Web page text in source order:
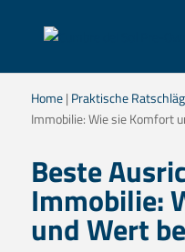
Home| Praktische
Immobilie: Wie sie Komfort
Beste
Immobilie:
und Wert